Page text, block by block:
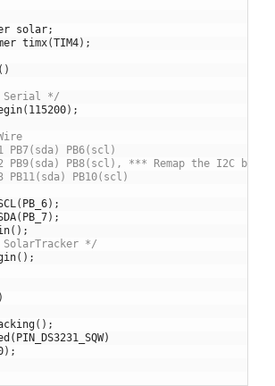
solar;
timx(TIM4) ;
( )
Serial */
( 115200) ;
PB6(scl)
PB8(scl), *** Remap the I2C
PB10(scl)
( PB_6) ;
( PB_7) ;
( ) ;
*/
( ) ;
)
( ) ;
) ;